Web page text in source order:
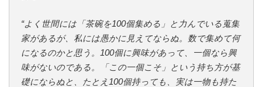
“よく世間には「茶碗を100個集める」と力んでいる蒐集
家があるが、私には愚かに見えてならぬ。数で集めて何
になるのかと思う。100個に興味があって、一個なら興
味がないのである。「この一個こそ」という持ち方が基
礎にならぬと、たとえ100個持っても、実は一物も持た